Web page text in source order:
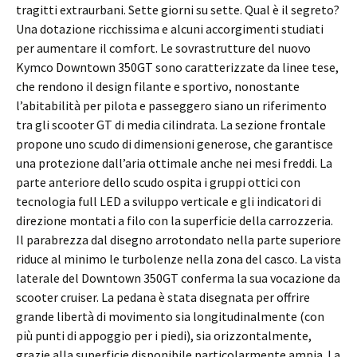
tragitti extraurbani. Sette giorni su sette. Qual è il segreto?
Una dotazione ricchissima e alcuni accorgimenti studiati
per aumentare il comfort. Le sovrastrutture del nuovo
Kymco Downtown 350GT sono caratterizzate da linee tese,
che rendono il design filante e sportivo, nonostante
l’abitabilità per pilota e passeggero siano un riferimento
tra gli scooter GT di media cilindrata. La sezione frontale
propone uno scudo di dimensioni generose, che garantisce
una protezione dall’aria ottimale anche nei mesi freddi. La
parte anteriore dello scudo ospita i gruppi ottici con
tecnologia full LED a sviluppo verticale e gli indicatori di
direzione montati a filo con la superficie della carrozzeria.
Il parabrezza dal disegno arrotondato nella parte superiore
riduce al minimo le turbolenze nella zona del casco. La vista
laterale del Downtown 350GT conferma la sua vocazione da
scooter cruiser. La pedana è stata disegnata per offrire
grande libertà di movimento sia longitudinalmente (con
più punti di appoggio per i piedi), sia orizzontalmente,